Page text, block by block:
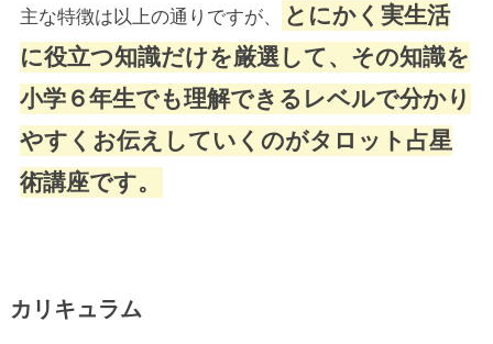
主な特徴は以上の通りですが、
とにかく実生活
に役立つ知識だけを厳選して、その知識を
小学６年生でも理解できるレベルで分かり
やすくお伝えしていくのがタロット占星
術講座です。
カリキュラム